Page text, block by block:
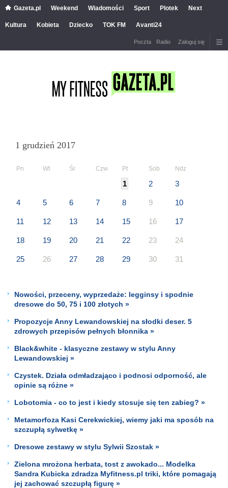
Gazeta.pl Weekend Wiadomości Sport Plotek Next
Kultura Kobieta Dziecko TOK FM Avanti24
Poczta Radio Zaloguj się
1 grudzień 2017
Pn Wt Śr Czw Pt Sob Ndz
1 2 3
4 5 6 7 8 9 10
11 12 13 14 15 16 17
18 19 20 21 22 23 24
25 26 27 28 29 30 31
Nowości, przeceny, wyprzedaże: legginsy i spodnie
dresowe do 50, 75 i 100 złotych »
Propozycje Anny Lewandowskiej na słodki deser. 5
zdrowych przepisów pełnych błonnika »
Black&white - klasyczne zestawy w stylu Anny
Lewandowskiej »
Czystek. Działa odmładzająco i podnosi odporność, ale
opinie są różne »
Lobotomia - co to jest i kiedy stosuje się ten zabieg? »
Metamorfoza Kasi Cerekwickiej, wiemy jaki ma sposób na
szczupłą sylwetkę »
Dresowe zestawy w stylu Sylwii Szostak »
Zielona mrożona herbata, tost z awokado... Modelka
Sandra Kubicka zdradza Myfitness.pl triki, które pomagają
jej zachować szczupłą figurę »